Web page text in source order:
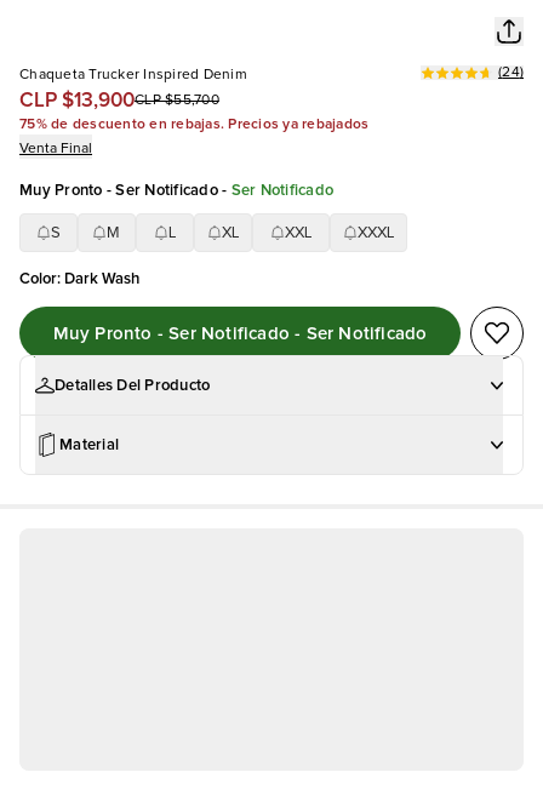
Chaqueta Trucker Inspired Denim
CLP $13,900CLP $55,700
(24)
75% de descuento en rebajas. Precios ya rebajados
Venta Final
Muy Pronto - Ser Notificado- Ser Notificado
S M XL XXL XXXL
Color: Dark Wash
Muy Pronto - Ser Notificado - Ser Notificado
Detalles Del Producto
Material